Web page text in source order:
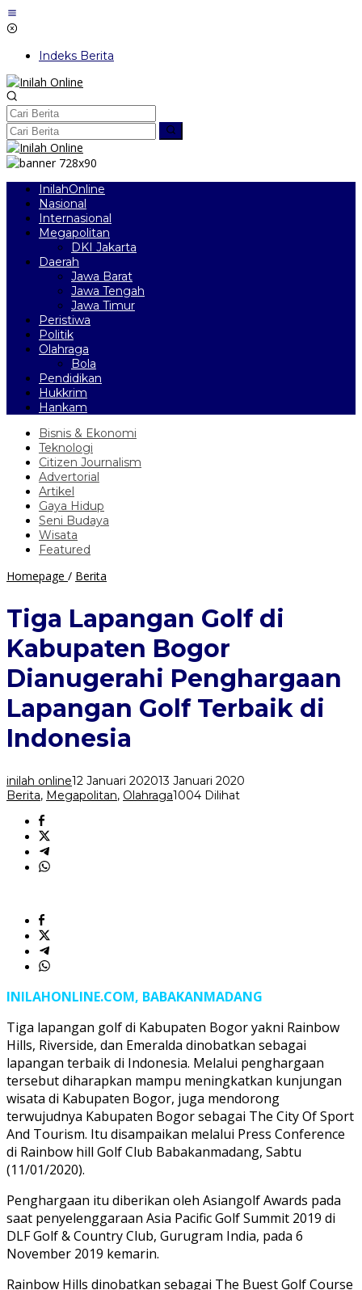
Lewati
ke
Indeks Berita
InilahOnline
Nasional
Internasional
Megapolitan
DKI Jakarta
Daerah
Jawa Barat
Jawa Tengah
Jawa Timur
Peristiwa
Politik
Olahraga
Bola
Pendidikan
Hukkrim
Hankam
Bisnis & Ekonomi
Teknologi
Citizen Journalism
Advertorial
Artikel
Gaya Hidup
Seni Budaya
Wisata
Featured
Homepage / Berita
di
Kabupaten
Bogor
Dianugerahi
Penghargaan
Lapangan
Golf
Terbaik
di
Tiga Lapangan Golf di
Kabupaten Bogor
Dianugerahi Penghargaan
Lapangan Golf Terbaik di
Indonesia
inilah online12 Januari 202013 Januari 2020
Berita, Megapolitan, Olahraga1004 Dilihat
INILAHONLINE.COM, BABAKANMADANG
Tiga lapangan golf di Kabupaten Bogor yakni Rainbow
Hills, Riverside, dan Emeralda dinobatkan sebagai
lapangan terbaik di Indonesia. Melalui penghargaan
tersebut diharapkan mampu meningkatkan kunjungan
wisata di Kabupaten Bogor, juga mendorong
terwujudnya Kabupaten Bogor sebagai The City Of Sport
And Tourism. Itu disampaikan melalui Press Conference
di Rainbow hill Golf Club Babakanmadang, Sabtu
(11/01/2020).
Penghargaan itu diberikan oleh Asiangolf Awards pada
saat penyelenggaraan Asia Pacific Golf Summit 2019 di
DLF Golf & Country Club, Gurugram India, pada 6
November 2019 kemarin.
Rainbow Hills dinobatkan sebagai The Buest Golf Course